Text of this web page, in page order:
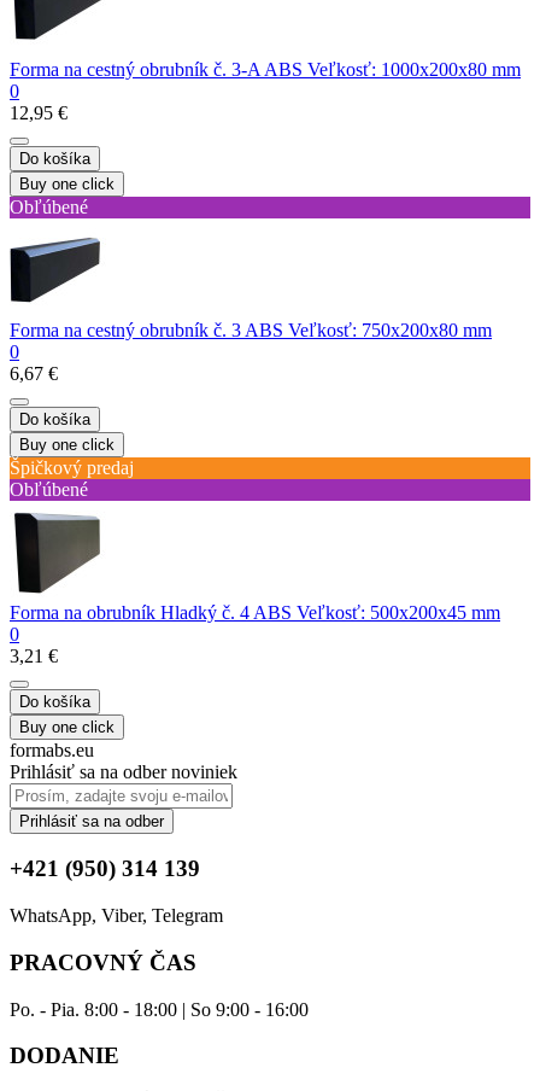
Forma na cestný obrubník č. 3-A ABS Veľkosť: 1000х200х80 mm
0
12,95 €
Do košíka
Buy one click
Obľúbené
Forma na cestný obrubník č. 3 ABS Veľkosť: 750х200х80 mm
0
6,67 €
Do košíka
Buy one click
Špičkový predaj
Obľúbené
Forma na obrubník Hladký č. 4 ABS Veľkosť: 500х200х45 mm
0
3,21 €
Do košíka
Buy one click
formabs.eu
Prihlásiť sa na odber noviniek
Prihlásiť sa na odber
+421 (950) 314 139
WhatsApp, Viber, Telegram
PRACOVNÝ ČAS
Po. - Pia. 8:00 - 18:00 | So 9:00 - 16:00
DODANIE